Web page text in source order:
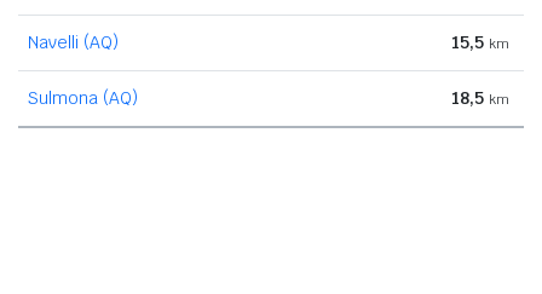
Navelli (AQ) 15,5 km
Sulmona (AQ) 18,5 km